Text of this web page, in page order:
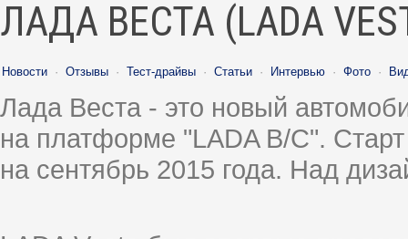
ЛАДА ВЕСТА (LADA
Новости · Отзывы · Тест-драйвы · Статьи · Интервью · Фото ·
Лада Веста - это новый
на платформе "LADA B/C".
на сентябрь 2015 года. Над